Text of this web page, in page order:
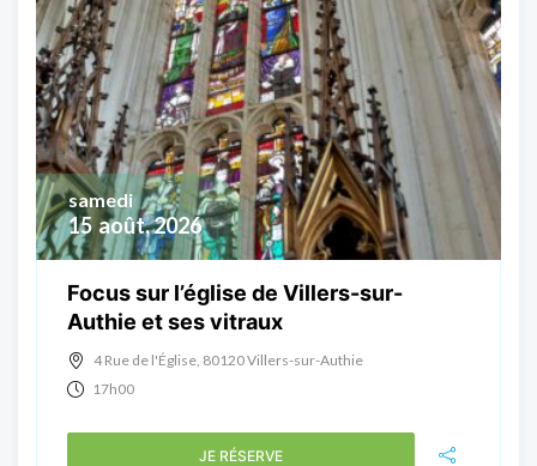
15 août, 2026
samedi
Focus sur l’église de Villers-sur-
Authie et ses vitraux
4 Rue de l'Église, 80120 Villers-sur-Authie
17h00
JE RÉSERVE